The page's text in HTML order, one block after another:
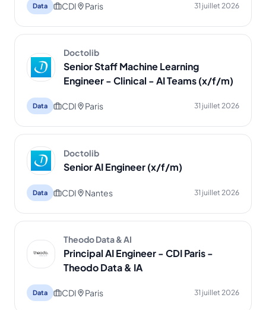
Data CDI Paris 31 juillet 2026
Doctolib
Senior Staff Machine Learning
Engineer - Clinical - AI Teams (x/f/m)
Data CDI Paris 31 juillet 2026
Doctolib
Senior AI Engineer (x/f/m)
Data CDI Nantes 31 juillet 2026
Theodo Data & AI
Principal AI Engineer - CDI Paris -
Theodo Data & IA
Data CDI Paris 31 juillet 2026